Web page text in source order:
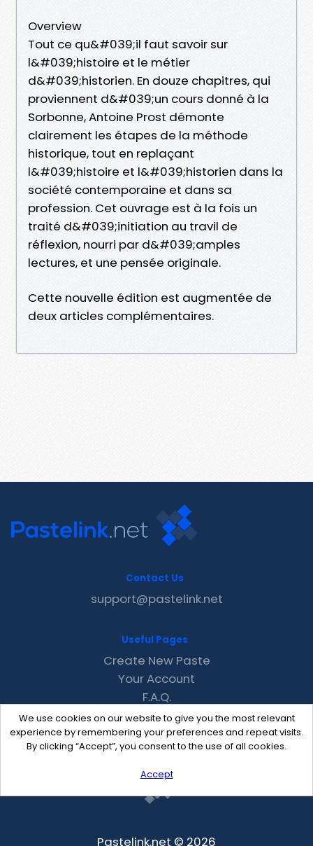
Overview
Tout ce qu&#039;il faut savoir sur
l&#039;histoire et le métier
d&#039;historien. En douze chapitres, qui
proviennent d&#039;un cours donné à la
Sorbonne, Antoine Prost démonte
clairement les étapes de la méthode
historique, tout en replaçant
l&#039;histoire et l&#039;historien dans la
société contemporaine et dans sa
profession. Cet ouvrage est à la fois un
traité d&#039;initiation au travil de
réflexion, nourri par d&#039;amples
lectures, et une pensée originale.
Cette nouvelle édition est augmentée de
deux articles complémentaires.
We use cookies on our website to give you the most relevant
experience by remembering your preferences and repeat visits.
By clicking “Accept”, you consent to the use of all cookies.
Accept
Contact Us
support@pastelink.net
Useful Pages
Create New Paste
Your Account
F.A.Q.
Recent
Contact
Pastelink.net © 2026